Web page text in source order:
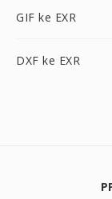
GIF ke EXR
DXF ke EXR